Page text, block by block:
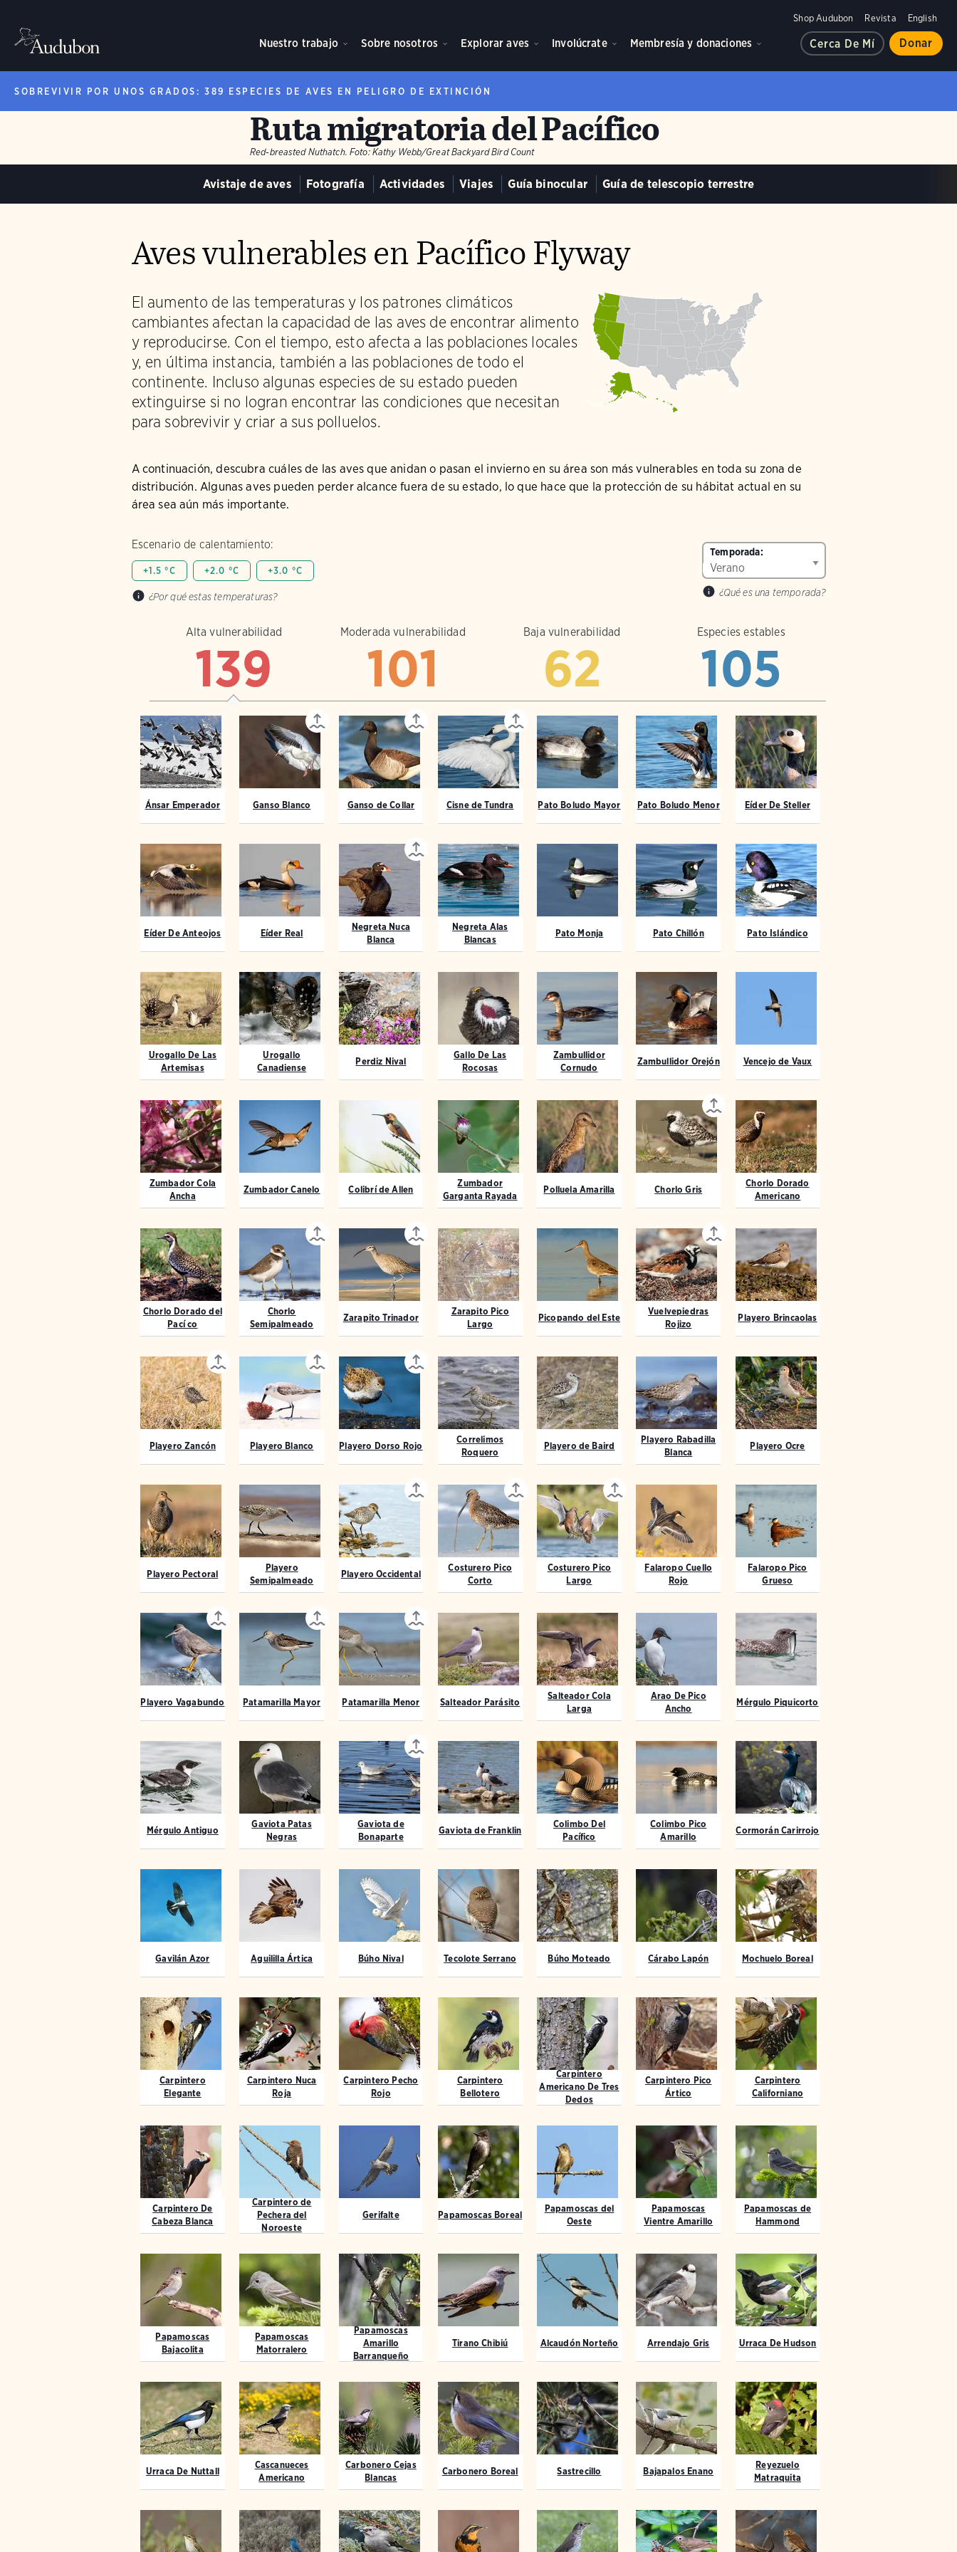
Shop Audubon Revista English
Nuestro trabajo Sobre nosotros Explorar aves Involúcrate Membresía y donaciones Cerca De Mí Donar
SOBREVIVIR POR UNOS GRADOS: 389 ESPECIES DE AVES EN PELIGRO DE EXTINCIÓN
Ruta migratoria del Pacífico
Red-breasted Nuthatch. Foto: Kathy Webb/Great Backyard Bird Count
Avistaje de aves Fotografía Actividades Viajes Guía binocular Guía de telescopio terrestre
Aves vulnerables en Pacífico Flyway
El aumento de las temperaturas y los patrones climáticos
cambiantes afectan la capacidad de las aves de encontrar alimento
y reproducirse. Con el tiempo, esto afecta a las poblaciones locales
y, en última instancia, también a las poblaciones de todo el
continente. Incluso algunas especies de su estado pueden
extinguirse si no logran encontrar las condiciones que necesitan
para sobrevivir y criar a sus polluelos.
A continuación, descubra cuáles de las aves que anidan o pasan el invierno en su área son más vulnerables en toda su zona de
distribución. Algunas aves pueden perder alcance fuera de su estado, lo que hace que la protección de su hábitat actual en su
área sea aún más importante.
Escenario de calentamiento:
+1.5 °C +2.0 °C +3.0 °C
¿Por qué estas temperaturas?
Temporada:
¿Qué es una temporada?
Alta vulnerabilidad
139
Moderada vulnerabilidad
101
Baja vulnerabilidad
62
Especies estables
105
Ánsar Emperador Ganso Blanco Ganso de Collar Cisne de Tundra Pato Boludo Mayor Pato Boludo Menor Eíder De Steller
Eíder De Anteojos Eíder Real
Negreta Nuca
Blanca
Negreta Alas
Blancas
Pato Monja Pato Chillón Pato Islándico
Urogallo De Las
Artemisas
Urogallo
Canadiense
Perdiz Nival
Gallo De Las
Rocosas
Zambullidor
Cornudo
Zambullidor Orejón Vencejo de Vaux
Zumbador Cola
Ancha
Zumbador Canelo Colibrí de Allen
Zumbador
Garganta Rayada
Polluela Amarilla Chorlo Gris
Chorlo Dorado
Americano
Chorlo Dorado del
Pací co
Chorlo
Semipalmeado
Zarapito Trinador
Zarapito Pico
Largo
Picopando del Este
Vuelvepiedras
Rojizo
Playero Brincaolas
Playero Zancón Playero Blanco Playero Dorso Rojo
Correlimos
Roquero
Playero de Baird
Playero Rabadilla
Blanca
Playero Ocre
Playero Pectoral
Playero
Semipalmeado
Playero Occidental
Costurero Pico
Corto
Costurero Pico
Largo
Falaropo Cuello
Rojo
Falaropo Pico
Grueso
Playero Vagabundo Patamarilla Mayor Patamarilla Menor Salteador Parásito
Salteador Cola
Larga
Arao De Pico
Ancho
Mérgulo Piquicorto
Mérgulo Antiguo
Gaviota Patas
Negras
Gaviota de
Bonaparte
Gaviota de Franklin
Colimbo Del
Pacífico
Colimbo Pico
Amarillo
Cormorán Carirrojo
Gavilán Azor Aguililla Ártica Búho Nival Tecolote Serrano Búho Moteado Cárabo Lapón Mochuelo Boreal
Carpintero
Elegante
Carpintero Nuca
Roja
Carpintero Pecho
Rojo
Carpintero
Bellotero
Carpintero
Americano De Tres
Dedos
Carpintero Pico
Ártico
Carpintero
Californiano
Carpintero De
Cabeza Blanca
Carpintero de
Pechera del
Noroeste
Gerifalte Papamoscas Boreal
Papamoscas del
Oeste
Papamoscas
Vientre Amarillo
Papamoscas de
Hammond
Papamoscas
Bajacolita
Papamoscas
Matorralero
Papamoscas
Amarillo
Barranqueño
Tirano Chibiú Alcaudón Norteño Arrendajo Gris Urraca De Hudson
Urraca De Nuttall
Cascanueces
Americano
Carbonero Cejas
Blancas
Carbonero Boreal Sastrecillo Bajapalos Enano
Reyezuelo
Matraquita